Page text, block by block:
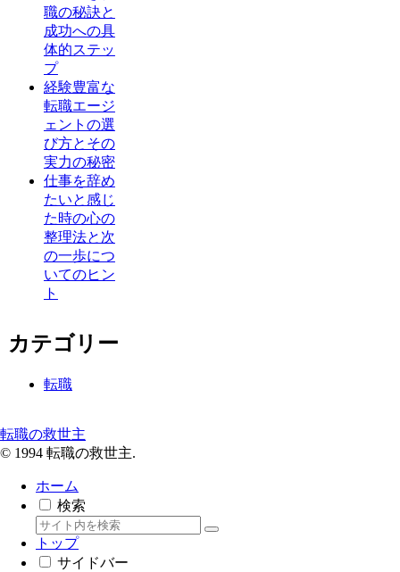
職の秘訣と
成功への具
体的ステッ
プ
経験豊富な
転職エージ
ェントの選
び方とその
実力の秘密
仕事を辞め
たいと感じ
た時の心の
整理法と次
の一歩につ
いてのヒン
ト
カテゴリー
転職
転職の救世主
© 1994 転職の救世主.
ホーム
検索
トップ
サイドバー